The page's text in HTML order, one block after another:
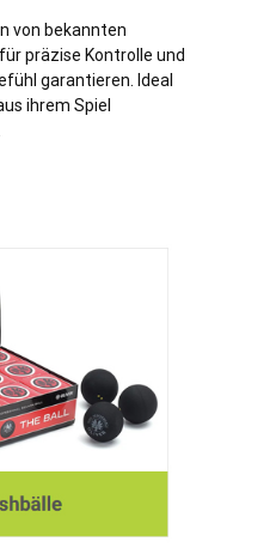
von bekannten
präzise Kontrolle und
garantieren. Ideal
ihrem Spiel